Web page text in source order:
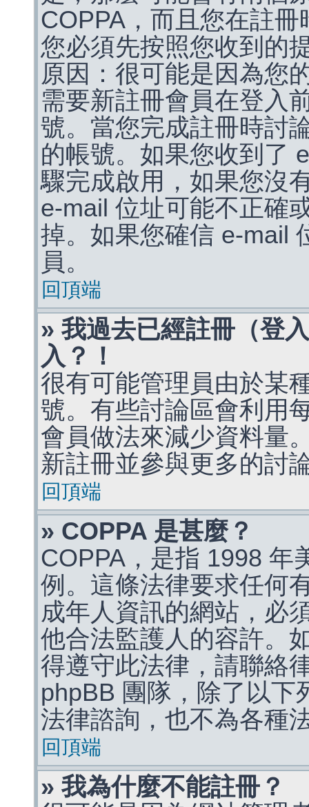
COPPA，而且您在註
您必須先按照您收到的
原因：很可能是因為您
需要新註冊會員在登入
號。當您完成註冊時討
的帳號。如果您收到了
驟完成啟用，如果您沒
e-mail 位址可能不正確
掉。如果您確信 e-mail
員。
回頂端
» 我過去已經註冊（登
入？！
很有可能管理員由於某
號。有些討論區會利用
會員做法來減少資料量
新註冊並參與更多的討
回頂端
» COPPA 是甚麼？
COPPA，是指 1998 年
例。這條法律要求任何
成年人資訊的網站，必
他合法監護人的容許。
得遵守此法律，請聯絡
phpBB 團隊，除了以下
法律諮詢，也不為各種
回頂端
» 我為什麼不能註冊？